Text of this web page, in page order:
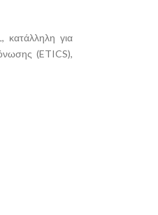
κατάλληλη για
(ETICS),